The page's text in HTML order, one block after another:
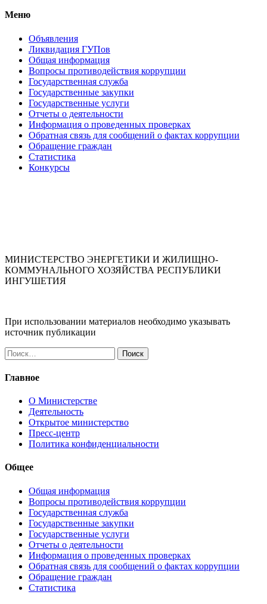
Меню
Объявления
Ликвидация ГУПов
Общая информация
Вопросы противодействия коррупции
Государственная служба
Государственные закупки
Государственные услуги
Отчеты о деятельности
Информация о проведенных проверках
Обратная связь для сообщений о фактах коррупции
Обращение граждан
Статистика
Конкурсы
МИНИСТЕРСТВО ЭНЕРГЕТИКИ И ЖИЛИЩНО-
КОММУНАЛЬНОГО ХОЗЯЙСТВА РЕСПУБЛИКИ
ИНГУШЕТИЯ
При использовании материалов необходимо указывать
источник публикации
Найти:
Главное
О Министерстве
Деятельность
Открытое министерство
Пресс-центр
Политика конфиденциальности
Общее
Общая информация
Вопросы противодействия коррупции
Государственная служба
Государственные закупки
Государственные услуги
Отчеты о деятельности
Информация о проведенных проверках
Обратная связь для сообщений о фактах коррупции
Обращение граждан
Статистика